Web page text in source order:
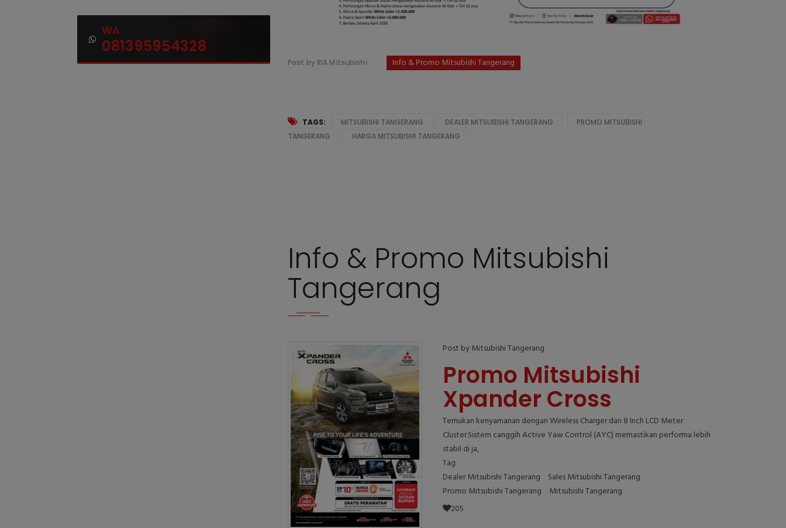
WA
081395954328
Post by RIA Mitsubishi Info & Promo Mitsubishi Tangerang
TAGS: MITSUBISHI TANGERANG DEALER MITSUBISHI TANGERANG
PROMO MITSUBISHI
TANGERANG
HARGA MITSUBISHI TANGERANG
Info & Promo Mitsubishi
Tangerang
Post by Mitsubishi Tangerang
Promo Mitsubishi
Xpander Cross
Temukan kenyamanan dengan Wireless Charger dan 8 Inch LCD Meter
Cluster.Sistem canggih Active Yaw Control (AYC) memastikan performa lebih
stabil di ja,
Tag
Dealer Mitsubishi Tangerang
Sales Mitsubishi Tangerang
Promo Mitsubishi Tangerang
Mitsubishi Tangerang
205